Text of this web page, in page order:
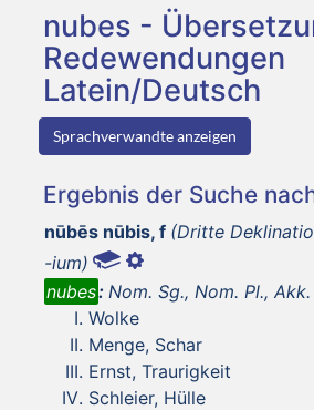
nubes -
Redewendungen
Latein/Deutsch
Sprachverwandte anzeigen
Ergebnis der Suche
nūbēs nūbis, f (Dritte
-ium)
nubes: Nom. Sg., Nom. Pl., Akk.
Wolke
Menge, Schar
Ernst, Traurigkeit
Schleier, Hülle